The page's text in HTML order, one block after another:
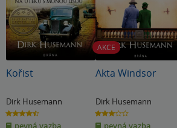
Kořist
Dirk Husemann
4.5
z
5 pevná vazba
AKCE
Akta Windsor
Dirk Husemann
3.0
z
5 pevná vazba